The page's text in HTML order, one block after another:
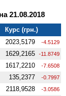
21.08.2018
Курс (грн.)
2023,5179 -4.5129
1629,2165 -11.8749
1617,2210 -7.6508
135,2377 -0.7997
2118,9528 -3.0586